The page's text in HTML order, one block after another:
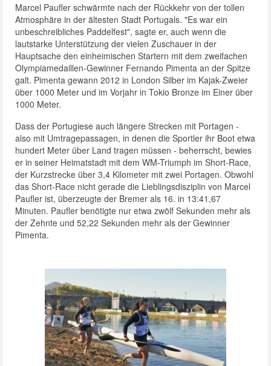
Marcel Paufler schwärmte nach der Rückkehr von der tollen
Atmosphäre in der ältesten Stadt Portugals. "Es war ein
unbeschreibliches Paddelfest", sagte er, auch wenn die
lautstarke Unterstützung der vielen Zuschauer in der
Hauptsache den einheimischen Startern mit dem zweifachen
Olympiamedaillen-Gewinner Fernando Pimenta an der Spitze
galt. Pimenta gewann 2012 in London Silber im Kajak-Zweier
über 1000 Meter und im Vorjahr in Tokio Bronze im Einer über
1000 Meter.
Dass der Portugiese auch längere Strecken mit Portagen -
also mit Umtragepassagen, in denen die Sportler ihr Boot etwa
hundert Meter über Land tragen müssen - beherrscht, bewies
er in seiner Heimatstadt mit dem WM-Triumph im Short-Race,
der Kurzstrecke über 3,4 Kilometer mit zwei Portagen. Obwohl
das Short-Race nicht gerade die Lieblingsdisziplin von Marcel
Paufler ist, überzeugte der Bremer als 16. in 13:41,67
Minuten. Paufler benötigte nur etwa zwölf Sekunden mehr als
der Zehnte und 52,22 Sekunden mehr als der Gewinner
Pimenta.